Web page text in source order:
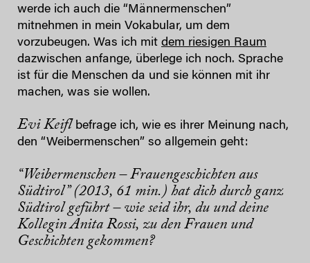
werde ich auch die “Männermenschen”
mitnehmen in mein Vokabular, um dem
vorzubeugen. Was ich mit dem riesigen Raum
dazwischen anfange, überlege ich noch. Sprache
ist für die Menschen da und sie können mit ihr
machen, was sie wollen.​
Evi Keifl befrage ich, wie es ihrer Meinung nach,
den “Weibermenschen” so allgemein geht:
“Weibermenschen – Frauengeschichten aus
Südtirol” (2013, 61 min.) hat dich durch ganz
Südtirol geführt – wie seid ihr, du und deine
Kollegin Anita Rossi, zu den Frauen und
Geschichten gekommen?